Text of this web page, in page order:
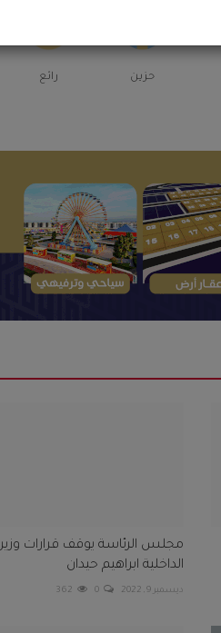
حزين رائع
مجلس الرئاسة يوقف قرارات وزير
الداخلية ابراهيم حيدان
ديسمبر 9, 2022 0
362